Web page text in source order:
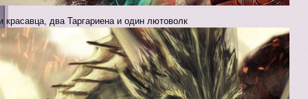
красавца, два Таргариена и один лютоволк